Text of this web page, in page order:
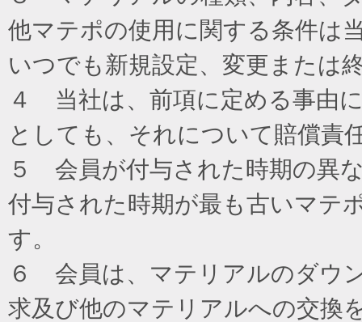
他マテポの使用に関する条件は
いつでも新規設定、変更または
４ 当社は、前項に定める事由
としても、それについて賠償責
５ 会員が付与された時期の異
付与された時期が最も古いマテ
す。
６ 会員は、マテリアルのダウ
求及び他のマテリアルへの交換